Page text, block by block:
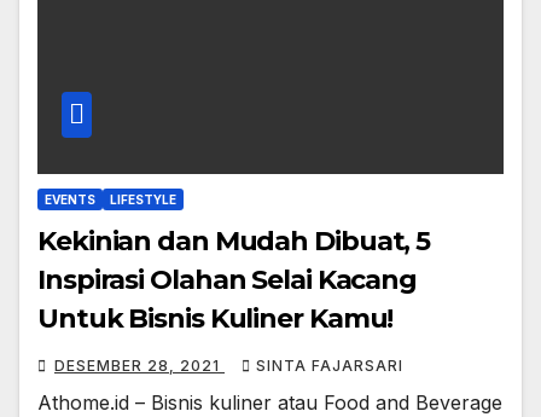
EVENTS LIFESTYLE
Kekinian dan Mudah Dibuat, 5
Inspirasi Olahan Selai Kacang
Untuk Bisnis Kuliner Kamu!
DESEMBER 28, 2021 SINTA FAJARSARI
Athome.id – Bisnis kuliner atau Food and Beverage